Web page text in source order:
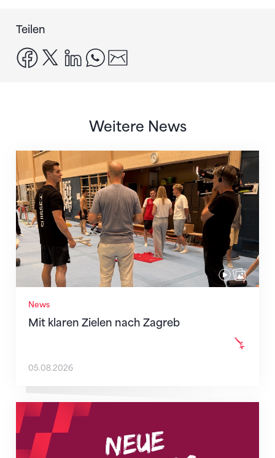
Teilen
facebook
x linkedinwhatsapp
Weitere News
News
Mit klaren Zielen nach Zagreb
Mit klaren Zielen nach Zagreb
05.08.2026
Neue Empfangszeiten ab 1. August 2026